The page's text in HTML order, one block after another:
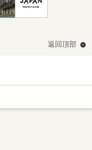
返回頂部